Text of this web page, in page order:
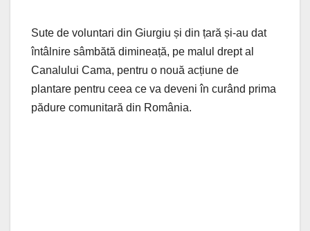
Sute de voluntari din Giurgiu și din țară și-au dat
întâlnire sâmbătă dimineață, pe malul drept al
Canalului Cama, pentru o nouă acțiune de
plantare pentru ceea ce va deveni în curând prima
pădure comunitară din România.